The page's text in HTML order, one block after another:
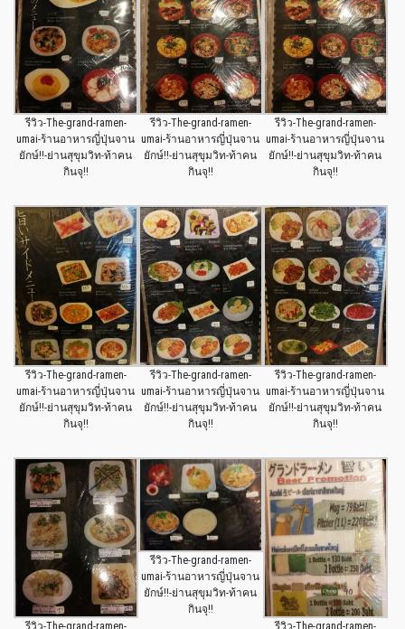
รีวิว-The-grand-ramen-
umai-ร้านอาหารญี่ปุ่นจาน
ยักษ์!!-ย่านสุขุมวิท-ท้าคน
กินจุ!!
รีวิว-The-grand-ramen-
umai-ร้านอาหารญี่ปุ่นจาน
ยักษ์!!-ย่านสุขุมวิท-ท้าคน
กินจุ!!
รีวิว-The-grand-ramen-
umai-ร้านอาหารญี่ปุ่นจาน
ยักษ์!!-ย่านสุขุมวิท-ท้าคน
กินจุ!!
รีวิว-The-grand-ramen-
umai-ร้านอาหารญี่ปุ่นจาน
ยักษ์!!-ย่านสุขุมวิท-ท้าคน
กินจุ!!
รีวิว-The-grand-ramen-
umai-ร้านอาหารญี่ปุ่นจาน
ยักษ์!!-ย่านสุขุมวิท-ท้าคน
กินจุ!!
รีวิว-The-grand-ramen-
umai-ร้านอาหารญี่ปุ่นจาน
ยักษ์!!-ย่านสุขุมวิท-ท้าคน
กินจุ!!
รีวิว-The-grand-ramen-
umai-ร้านอาหารญี่ปุ่นจาน
ยักษ์!!-ย่านสุขุมวิท-ท้าคน
กินจุ!!